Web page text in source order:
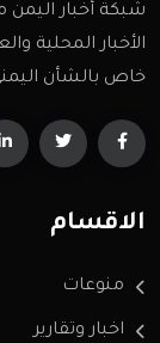
شبكة أخبار
الأخبار المحلية
خاص بالشأن
الاقسام
منوعات
اخبار وتقارير